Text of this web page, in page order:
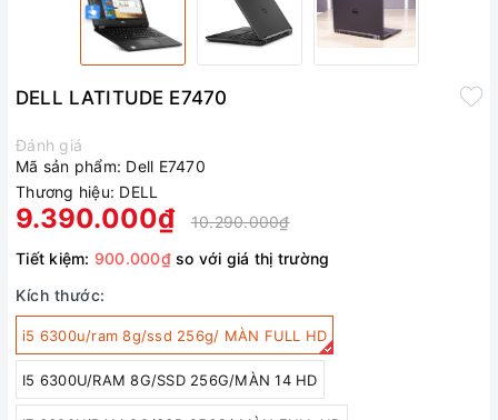
DELL LATITUDE E7470
Đánh giá
Mã sản phẩm: Dell E7470
Thương hiệu: DELL
9.390.000₫
10.290.000₫
Tiết kiệm: 900.000₫ so với giá thị trường
Kích thước:
i5 6300u/ram 8g/ssd 256g/ MÀN FULL HD
I5 6300U/RAM 8G/SSD 256G/MÀN 14 HD